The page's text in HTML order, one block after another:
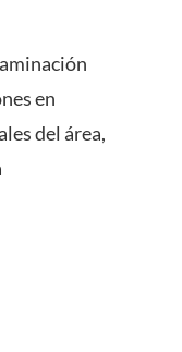
en
del área,